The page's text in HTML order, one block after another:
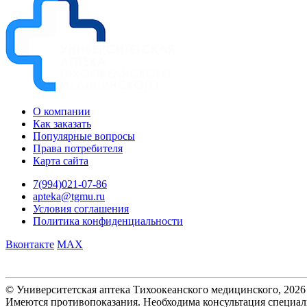
О компании
Как заказать
Популярные вопросы
Права потребителя
Карта сайта
7(994)021-07-86
apteka@tgmu.ru
Условия соглашения
Политика конфиденциальности
Вконтакте MAX
© Университетская аптека Тихоокеанского медицинского, 2026
Имеются противопоказания. Необходима консультация